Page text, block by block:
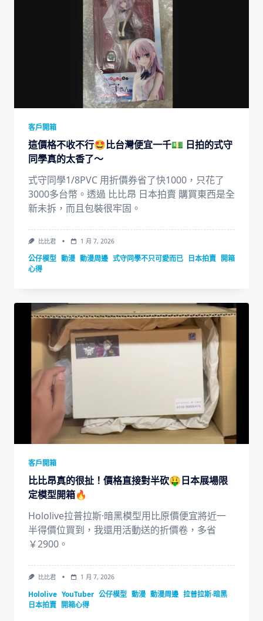
客戶開箱
這價格不收不行🤩比台灣便宜一千💵 日拍的式守
同學真的太香了～
式守同學1/8PVC 用折價券省了快1000，只花了
3000多台幣。透過 比比昂 日本拍賣 購買東西是全
新未拆，而且包裝很牢固。
比比君 1 月 7, 2026
公仔模型 動漫 動漫周邊 式守同學不只可愛而已 日本拍賣 開箱
心得
客戶開箱
比比昂真的很扯！價格直接對半砍🤑日本展場限
定模型開箱🔥
Hololive拉普拉斯·暗黑模型用比原價便宜將近一
半得價位買到，我還用活動送的折價卷，多省
￥2900。
比比君 1 月 7, 2026
Hololive YouTuber 公仔模型 動漫 動漫周邊 拉普拉斯·暗黑
日本拍賣 開箱心得